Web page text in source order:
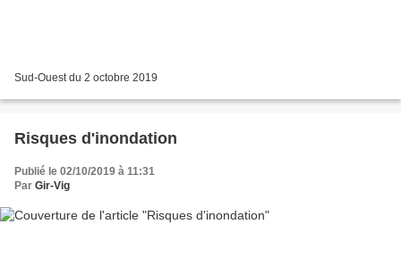
Sud-Ouest du 2 octobre 2019
Risques d'inondation
Publié le 02/10/2019 à 11:31
Par Gir-Vig